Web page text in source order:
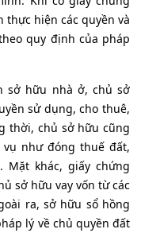
thực hiện các quyền và
quy định của pháp
sở hữu nhà ở, chủ sở
sử dụng, cho thuê,
thời, chủ sở hữu cũng
như đóng thuế đất,
khác, giấy chứng
sở hữu vay vốn từ các
ra, sở hữu sổ hồng
lý về chủ quyền đất